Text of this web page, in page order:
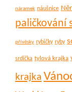
náramek náušnice
paličkování
přívěsky rybičky ryby
srdíčka tylová krajka
krajka